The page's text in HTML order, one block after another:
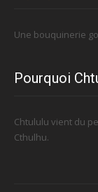
Une bouquinerie
Pourquoi
Chtululu vient du
Cthulhu.